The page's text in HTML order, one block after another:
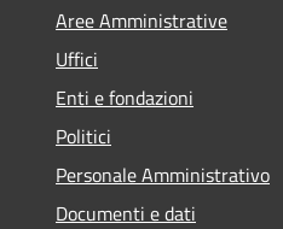
Aree Amministrative
Uffici
Enti e fondazioni
Politici
Personale Amministrativo
Documenti e dati